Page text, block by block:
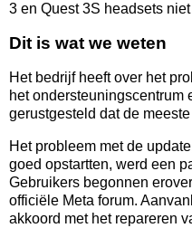
3 en Quest 3S headsets
Dit is wat we weten
Het bedrijf heeft over het
het ondersteuningscentrum
gerustgesteld dat de
Het probleem met de
goed opstartten, werd een
Gebruikers begonnen
officiële Meta forum.
akkoord met het repareren